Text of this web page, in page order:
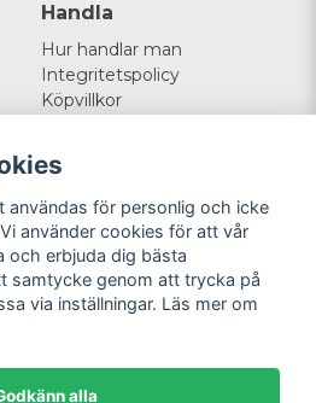
Handla
Hur handlar man
Integritetspolicy
Köpvillkor
Följ oss
Facebook
Instagram
Vi levererar med
användas för personlig och icke
använder cookies för att vår
och erbjuda dig bästa
samtycke genom att trycka på
via inställningar. Läs mer om
alla